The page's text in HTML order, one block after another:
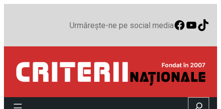
Urmărește-ne pe social media
Search